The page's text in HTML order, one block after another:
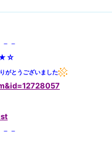
－
がとうございました
－